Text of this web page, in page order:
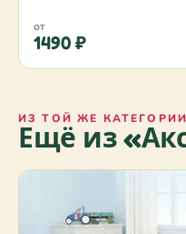
от
1490 ₽
ИЗ ТОЙ ЖЕ КАТЕГОРИИ
Ещё из